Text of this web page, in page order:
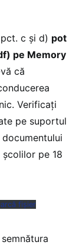
c și d) pot
pe Memory
că
Verificați
pe suportul
pe 18
fișier